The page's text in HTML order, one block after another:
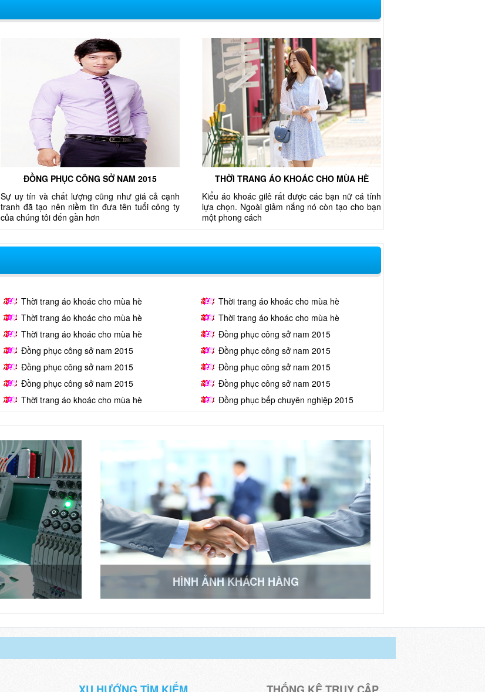
ĐỒNG PHỤC CÔNG SỞ NAM 2015
Sự uy tín và chất lượng cũng như giá cả cạnh
tranh đã tạo nên niềm tin đưa tên tuổi công ty
của chúng tôi đến gần hơn
THỜI TRANG ÁO KHOÁC CHO MÙA HÈ
Kiểu áo khoác gilê rất được các bạn nữ cá tính
lựa chọn. Ngoài giảm nắng nó còn tạo cho bạn
một phong cách
Thời trang áo khoác cho mùa hè
Thời trang áo khoác cho mùa hè
Thời trang áo khoác cho mùa hè
Thời trang áo khoác cho mùa hè
Thời trang áo khoác cho mùa hè
Đồng phục công sở nam 2015
Đồng phục công sở nam 2015
Đồng phục công sở nam 2015
Đồng phục công sở nam 2015
Đồng phục công sở nam 2015
Đồng phục công sở nam 2015
Đồng phục công sở nam 2015
Thời trang áo khoác cho mùa hè Đồng phục bếp chuyên nghiệp 2015
HÌNH ẢNH KHÁCH HÀNG